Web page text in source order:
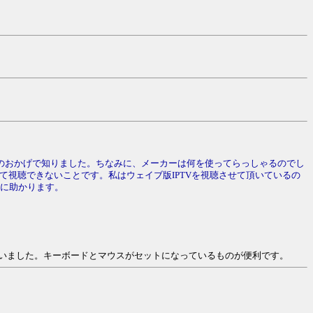
かげで知りました。ちなみに、メーカーは何を使ってらっしゃるのでし
視聴できないことです。私はウェイブ版IPTVを視聴させて頂いているの
助かります。
した。キーボードとマウスがセットになっているものが便利です。